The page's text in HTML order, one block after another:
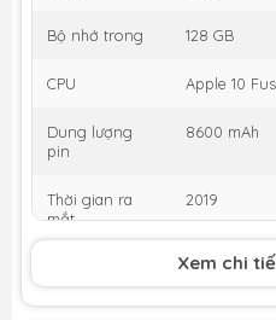
Bộ nhớ trong 128 GB
CPU Apple 10
Dung lượng
pin
8600 mAh
Thời gian ra
mắt
2019
KM
Xem chi